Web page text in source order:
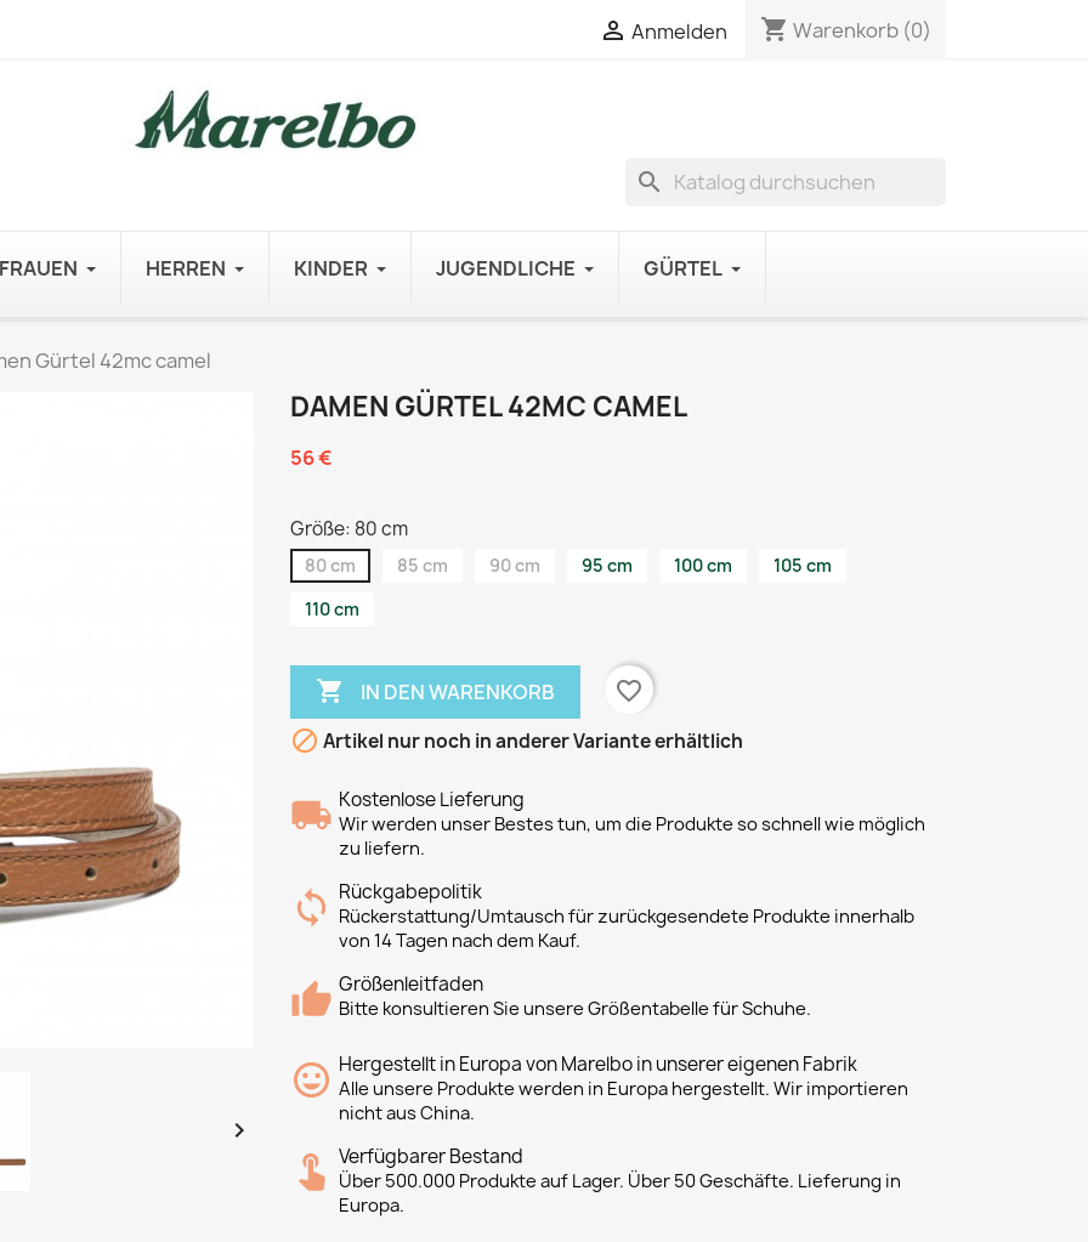
 Anmelden shopping_cart Warenkorb (0)
search
FRAUEN HERREN KINDER JUGENDLICHE GÜRTEL
Gürtel 42mc camel

DAMEN GÜRTEL 42MC CAMEL
56 €
Größe: 80 cm
80 cm 85 cm 90 cm 95 cm 100 cm
105 cm
110 cm
 IN DEN WARENKORB
favorite_border
 Artikel nur noch in anderer Variante erhältlich
Kostenlose Lieferung
Wir werden unser Bestes tun, um die Produkte so schnell wie möglich
zu liefern.
Rückgabepolitik
Rückerstattung/Umtausch für zurückgesendete Produkte innerhalb
von 14 Tagen nach dem Kauf.
Größenleitfaden
Bitte konsultieren Sie unsere Größentabelle für Schuhe.
Hergestellt in Europa von Marelbo in unserer eigenen Fabrik
Alle unsere Produkte werden in Europa hergestellt. Wir importieren
nicht aus China.
Verfügbarer Bestand
Über 500.000 Produkte auf Lager. Über 50 Geschäfte. Lieferung in
Europa.